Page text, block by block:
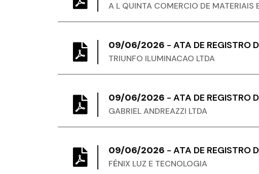
A L QUINTA COMERCIO DE MATERIAIS
09/06/2026 - ATA DE REGISTRO
TRIUNFO ILUMINACAO LTDA
09/06/2026 - ATA DE REGISTRO
GABRIEL ANDREAZZI LTDA
09/06/2026 - ATA DE REGISTRO
FÊNIX LUZ E TECNOLOGIA